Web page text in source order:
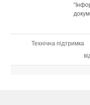
Технічна підтримка